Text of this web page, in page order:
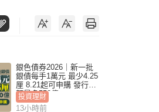
銀色債券2026｜新一批
銀債每手1萬元 最少4.25
厘 8.21起可申購 發行金
額最多550億
投資理財
13小時前